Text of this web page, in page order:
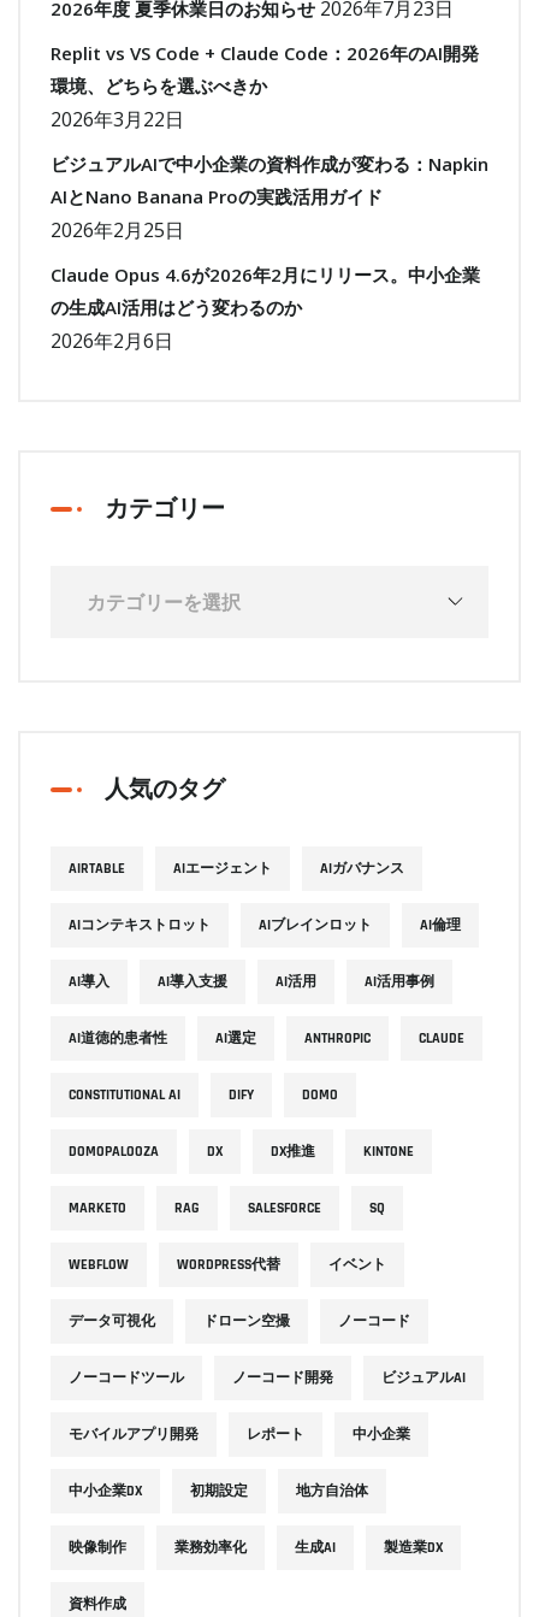
2026年度 夏季休業日のお知らせ 2026年7月23日
Replit vs VS Code + Claude Code：2026年のAI開発
環境、どちらを選ぶべきか
2026年3月22日
ビジュアルAIで中小企業の資料作成が変わる：Napkin
AIとNano Banana Proの実践活用ガイド
2026年2月25日
Claude Opus 4.6が2026年2月にリリース。中小企業
の生成AI活用はどう変わるのか
2026年2月6日
カテゴリー
人気のタグ
AIRTABLE AIエージェント AIガバナンス
AIコンテキストロット AIブレインロット AI倫理
AI導入 AI導入支援 AI活用 AI活用事例
AI道徳的患者性 AI選定 ANTHROPIC CLAUDE
CONSTITUTIONAL AI DIFY DOMO
DOMOPALOOZA DX DX推進 KINTONE
MARKETO RAG SALESFORCE SQ
WEBFLOW WORDPRESS代替 イベント
データ可視化 ドローン空撮 ノーコード
ノーコードツール ノーコード開発 ビジュアルAI
モバイルアプリ開発 レポート 中小企業
中小企業DX 初期設定 地方自治体
映像制作 業務効率化 生成AI 製造業DX
資料作成